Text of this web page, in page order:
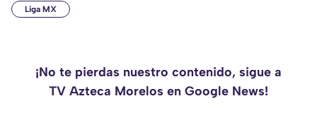
Liga MX
¡No te pierdas nuestro contenido, sigue a
TV Azteca Morelos en Google News!